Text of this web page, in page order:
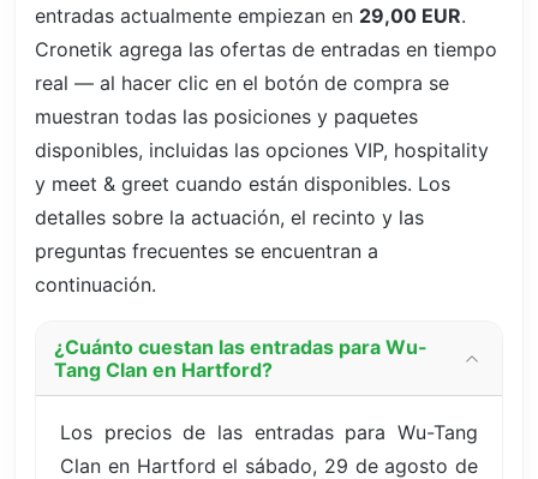
entradas actualmente empiezan en 29,00 EUR.
Cronetik agrega las ofertas de entradas en tiempo
real — al hacer clic en el botón de compra se
muestran todas las posiciones y paquetes
disponibles, incluidas las opciones VIP, hospitality
y meet & greet cuando están disponibles. Los
detalles sobre la actuación, el recinto y las
preguntas frecuentes se encuentran a
continuación.
¿Cuánto cuestan las entradas para Wu-
Tang Clan en Hartford?
Los precios de las entradas para Wu-Tang
Clan en Hartford el sábado, 29 de agosto de